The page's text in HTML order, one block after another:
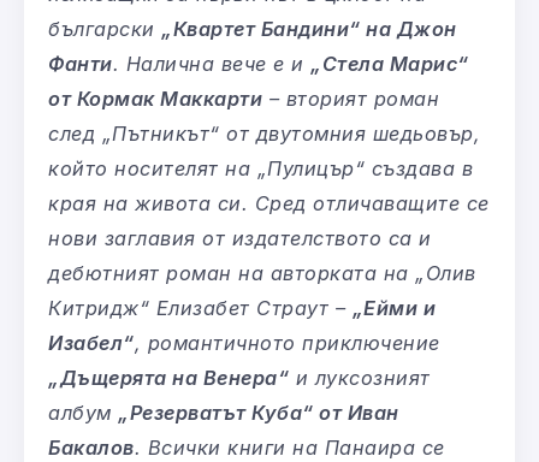
български „Квартет Бандини“ на Джон
Фанти. Налична вече е и „Стела Марис“
от Кормак Маккарти – вторият роман
след „Пътникът“ от двутомния шедьовър,
който носителят на „Пулицър“ създава в
края на живота си. Сред отличаващите се
нови заглавия от издателството са и
дебютният роман на авторката на „Олив
Китридж“ Елизабет Страут – „Ейми и
Изабел“, романтичното приключение
„Дъщерята на Венера“ и луксозният
албум „Резерватът Куба“ от Иван
Бакалов. Всички книги на Панаира се